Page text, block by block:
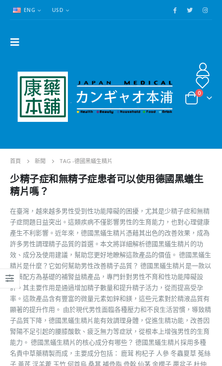
ENG USD
0
首頁 新聞 TAG -德國黑蟻生精片
少精子症和無精子症患者可以使用德國黑蟻生
精片嗎？
在臺灣，越來越多男性受到性功能障礙的困擾，尤其是少精子症和無精
子症問題日益突出。這類疾病不僅影響男性的生育能力，也對心理健康
產生不利影響。近年來，德國黑蟻生精片憑藉其出色的改善效果，成為
許多男性調理精子品質的首選。本文將詳細解析德國黑蟻生精片的功
效、成分及使用建議，幫助您更好地瞭解這款產品的價值。 德國黑蟻生
精片是什麼？它如何幫助男性改善精子品質？ 德國黑蟻生精片是一款以
中藥配方為基礎的補腎益精產品，專門針對男性不育和性功能障礙設
計。其主要作用是通過增加精子數量和提升精子活力，從而提高受孕
率。這款產品含有豐富的微量元素如鋅和鎂，這些元素對於精液品質有
顯著的提升作用。 由於現代男性面臨各種壓力和不良生活習慣，導致精
子品質下降，德國黑蟻生精片能有效調理身體，促進生精功能，改善因
腎陽不足引起的腰膝酸軟、疲乏無力等症狀，從根本上增強男性的生育
能力。 德國黑蟻生精片的核心成分有哪些？ 德國黑蟻生精片採用多種
名貴中草藥精製而成，主要成分包括： 鹿茸 枸杞子 人參 冬蟲夏草 菟絲
子 黃芪 淫羊藿 玉竹 何首烏 桑葚 補骨脂 骨幹 仙茅 金櫻子 覆盆子 杜仲